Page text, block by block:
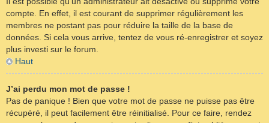
compte. En effet, il est courant de supprimer régulièrement les
membres ne postant pas pour réduire la taille de la base de
données. Si cela vous arrive, tentez de vous ré-enregistrer et soyez
plus investi sur le forum.
Haut
J’ai perdu mon mot de passe !
Pas de panique ! Bien que votre mot de passe ne puisse pas être
récupéré, il peut facilement être réinitialisé. Pour ce faire, rendez